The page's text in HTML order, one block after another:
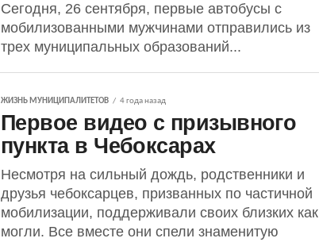
Сегодня, 26 сентября, первые автобусы с
мобилизованными мужчинами отправились из
трех муниципальных образований...
ЖИЗНЬ МУНИЦИПАЛИТЕТОВ 4 года назад
Первое видео с призывного
пункта в Чебоксарах
Несмотря на сильный дождь, родственники и
друзья чебоксарцев, призванных по частичной
мобилизации, поддерживали своих близких как
могли. Все вместе они спели знаменитую